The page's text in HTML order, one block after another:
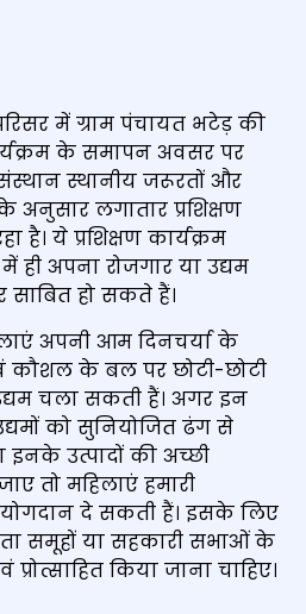
में ग्राम पंचायत भटेड़ की
के समापन अवसर पर
स्थानीय जरूरतों और
लगातार प्रशिक्षण
है। ये प्रशिक्षण कार्यक्रम
ही अपना रोजगार या उद्यम
हो सकते हैं।
अपनी आम दिनचर्या के
के बल पर छोटी-छोटी
चला सकती हैं। अगर इन
को सुनियोजित ढंग से
उत्पादों की अच्छी
तो महिलाएं हमारी
योगदान दे सकती हैं। इसके लिए
समूहों या सहकारी सभाओं के
किया जाना चाहिए।